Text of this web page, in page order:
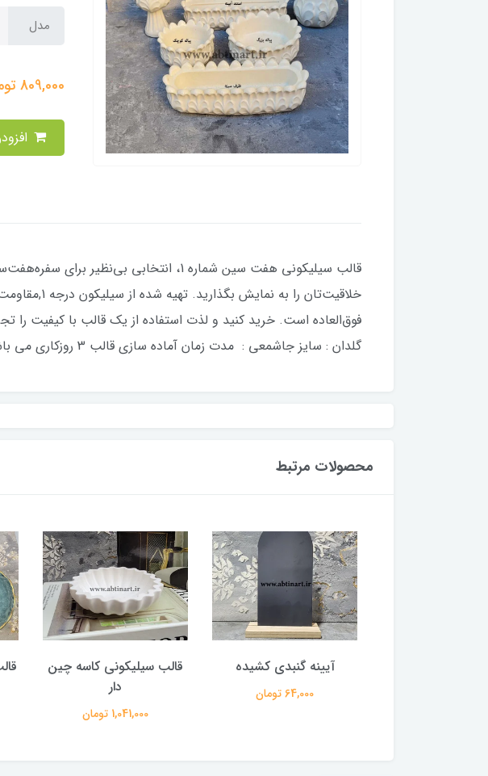
مدل
809,000
قالب سیلیکونی هفت سین شماره 1،
خلاقیت‌تان
فوق‌العاده است. خرید کنید و لذت استفاده از یک قالب با کیفیت را
گلدان : سایز جاشمعی : مدت زمان آماده سازی قالب 3 روزکاری می باشد
محصولات مرتبط
آیینه گنبدی کشیده
64,000 تومان
قالب سیلیکونی کاسه چین
دار
1,041,000 تومان